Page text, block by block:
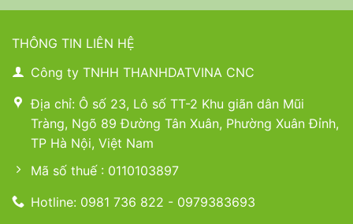
THÔNG TIN LIÊN HỆ
Công ty TNHH THANHDATVINA CNC
Địa chỉ: Ô số 23, Lô số TT-2 Khu giãn dân Mũi
Tràng, Ngõ 89 Đường Tân Xuân, Phường Xuân Đỉnh,
TP Hà Nội, Việt Nam
Mã số thuế : 0110103897
Hotline: 0981 736 822 - 0979383693